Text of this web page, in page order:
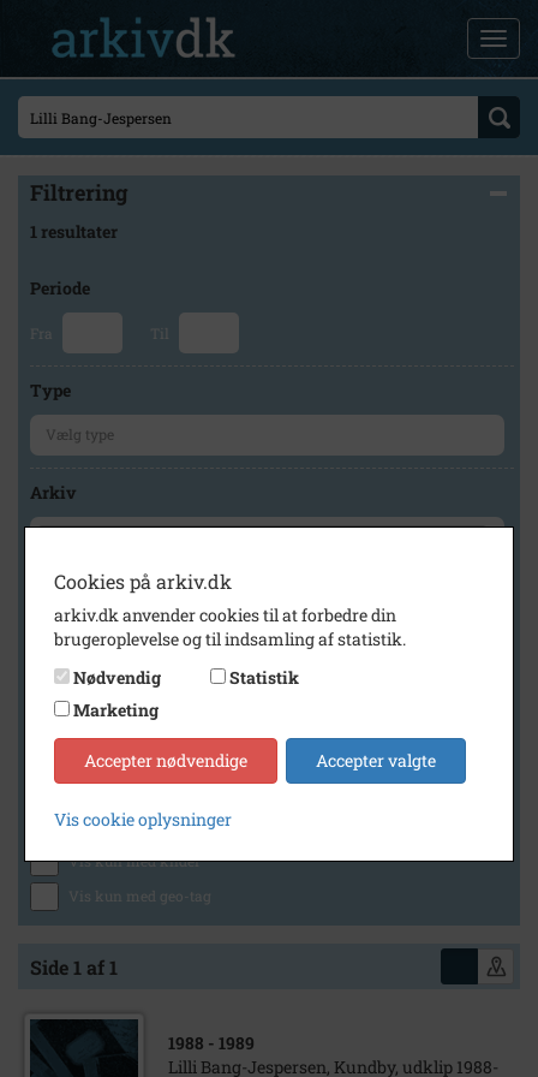
Filtrering
1 resultater
Periode
Fra Til
Type
Arkiv
Geografi
Generelt
Vis kun med billeder
Vis kun med lydklip
Vis kun med kilder
Vis kun med geo-tag
Side 1 af 1
1988 - 1989
Lilli Bang-Jespersen, Kundby, udklip 1988-
Cookies på arkiv.dk
arkiv.dk anvender cookies til at forbedre din
brugeroplevelse og til indsamling af statistik.
Nødvendig
Statistik
Marketing
Accepter nødvendige Accepter valgte
Vis cookie oplysninger